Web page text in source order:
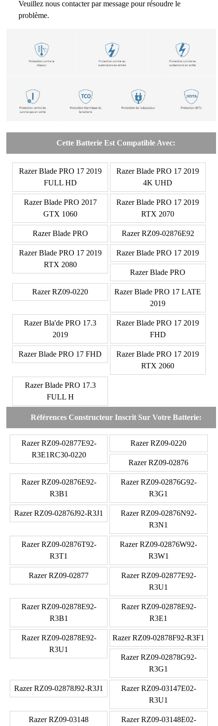
Veuillez nous contacter par message pour résoudre le
problème.
Cette Batterie Est Compatible Avec:
Razer Blade PRO 17 2019
FULL HD
Razer Blade PRO 17 2019
4K UHD
Razer Blade PRO 2017
GTX 1060
Razer Blade PRO 17 2019
RTX 2070
Razer Blade PRO Razer RZ09-02876E92
Razer Blade PRO 17 2019
RTX 2080
Razer Blade PRO 17 2019
Razer Blade PRO
Razer RZ09-0220
Razer Blade PRO 17 LATE
2019
Razer Bla'de PRO 17.3
2019
Razer Blade PRO 17 2019
FHD
Razer Blade PRO 17 FHD
Razer Blade PRO 17 2019
RTX 2060
Razer Blade PRO 17.3
FULL H
Références Constructeur Inscrit Sur Votre Batterie:
Razer RZ09-02877E92-
R3E1RC30-0220
Razer RZ09-0220
Razer RZ09-02876
Razer RZ09-02876E92-
R3B1
Razer RZ09-02876G92-
R3G1
Razer RZ09-02876J92-R3J1
Razer RZ09-02876N92-
R3N1
Razer RZ09-02876T92-
R3T1
Razer RZ09-02876W92-
R3W1
Razer RZ09-02877
Razer RZ09-02877E92-
R3U1
Razer RZ09-02878E92-
R3B1
Razer RZ09-02878E92-
R3E1
Razer RZ09-02878E92-
R3U1
Razer RZ09-02878F92-R3F1
Razer RZ09-02878G92-
R3G1
Razer RZ09-02878J92-R3J1
Razer RZ09-03147E02-
R3U1
Razer RZ09-03148
Razer RZ09-03148E02-